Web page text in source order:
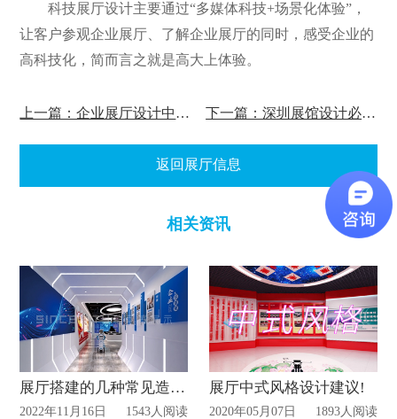
科技展厅设计主要通过“多媒体科技+场景化体验”，
让客户参观企业展厅、了解企业展厅的同时，感受企业的
高科技化，简而言之就是高大上体验。
上一篇：企业展厅设计中有哪些展示方法？ 下一篇：深圳展馆设计必须注意事项?
返回展厅信息
相关资讯
展厅搭建的几种常见造型大放送
2022年11月16日 1543人阅读
展厅中式风格设计建议!
2020年05月07日 1893人阅读